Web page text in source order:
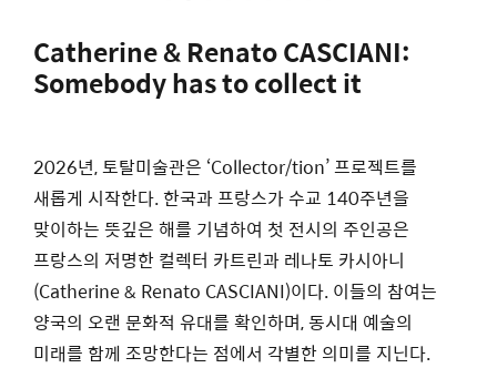
Catherine & Renato CASCIANI:
Somebody has to collect it
2026년, 토탈미술관은 ‘Collector/tion’ 프로젝트를
새롭게 시작한다.한국과 프랑스가 수교 140주년을
맞이하는 뜻깊은 해를 기념하여 첫 전시의 주인공은
프랑스의 저명한 컬렉터 카트린과 레나토 카시아니
(Catherine & Renato CASCIANI)이다. 이들의 참여는
양국의 오랜 문화적 유대를 확인하며, 동시대 예술의
미래를 함께 조망한다는 점에서 각별한 의미를 지닌다.